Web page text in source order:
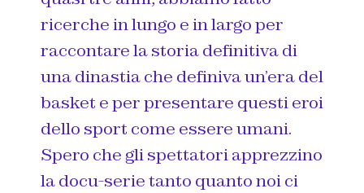
ricerche in lungo e in largo per
raccontare la storia definitiva di
una dinastia che definiva un’era del
basket e per presentare questi eroi
dello sport come essere umani.
Spero che gli spettatori apprezzino
la docu-serie tanto quanto noi ci